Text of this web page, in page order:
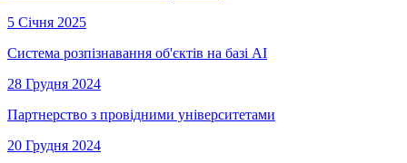
5 Січня 2025
Система розпізнавання об'єктів на базі AI
28 Грудня 2024
Партнерство з провідними університетами
20 Грудня 2024